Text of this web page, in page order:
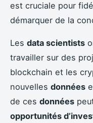
est cruciale pour
démarquer de la
Les data scientists
travailler sur des
blockchain et les
nouvelles données
de ces données
opportunités